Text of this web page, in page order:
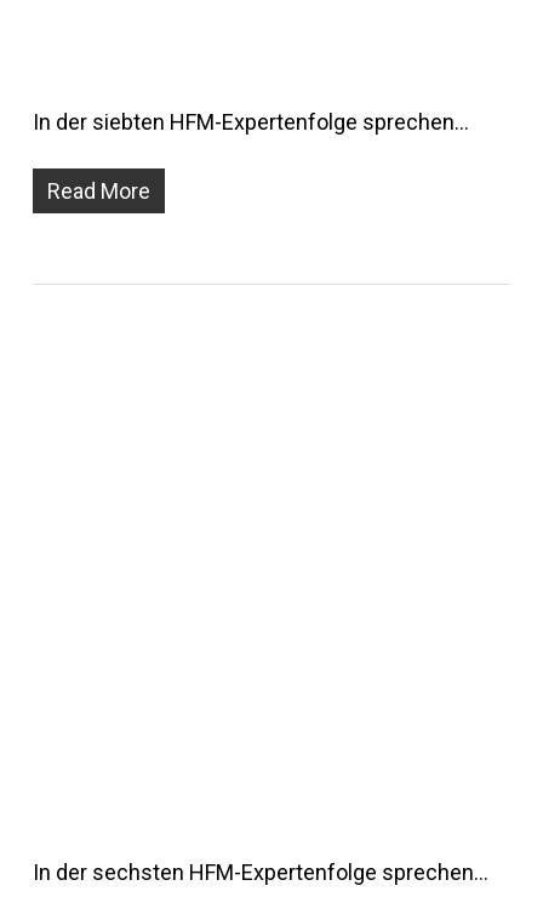
In der siebten HFM-Expertenfolge sprechen…
Read More
In der sechsten HFM-Expertenfolge sprechen…